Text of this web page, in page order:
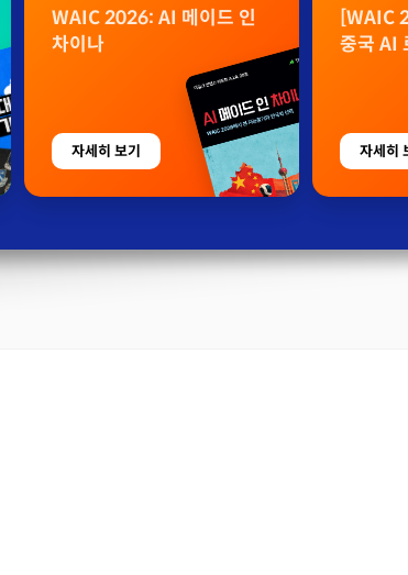
WAIC 2026: AI 메이드 인
차이나
자세히 보기
자료
[WAIC
중국 AI
자세히